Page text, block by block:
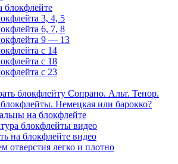
3, 4, 5
6, 7, 8
9 — 13
с 14
с 18
с 23
блокфлейту Сопрано. Альт. Тенор.
Немецкая или барокко?
на блокфлейте
блокфлейты видео
на блокфлейте видео
отверстия легко и плотно